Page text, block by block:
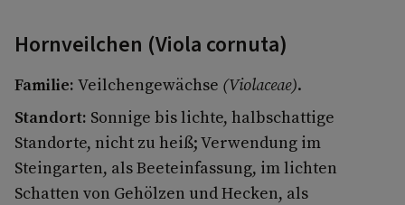
Hornveilchen (Viola cornuta)
Familie: Veilchengewächse (Violaceae).
Standort: Sonnige bis lichte, halbschattige
Standorte, nicht zu heiß; Verwendung im
Steingarten, als Beeteinfassung, im lichten
Schatten von Gehölzen und Hecken, als